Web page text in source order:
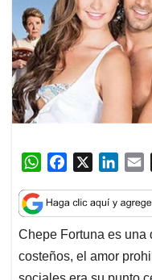
W
a
t
s
A
c
e
b
o
n
k
e
d
a
i
l
Chepe Fortuna es una
costeños, el amor